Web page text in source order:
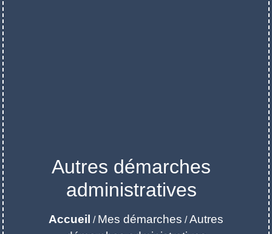
Autres démarches
administratives
Accueil / Mes démarches /Autres